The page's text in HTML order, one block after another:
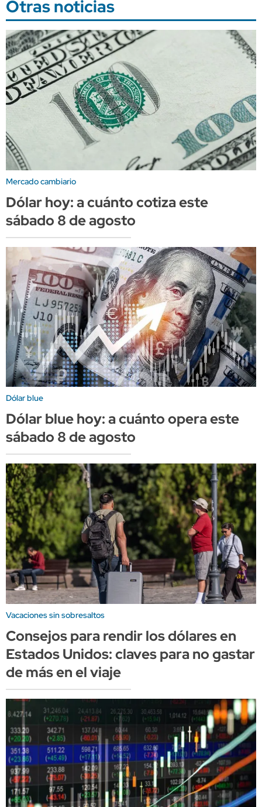
Otras noticias
Mercado cambiario
Dólar hoy: a cuánto cotiza este
sábado 8 de agosto
Dólar blue
Dólar blue hoy: a cuánto opera este
sábado 8 de agosto
Vacaciones sin sobresaltos
Consejos para rendir los dólares en
Estados Unidos: claves para no gastar
de más en el viaje